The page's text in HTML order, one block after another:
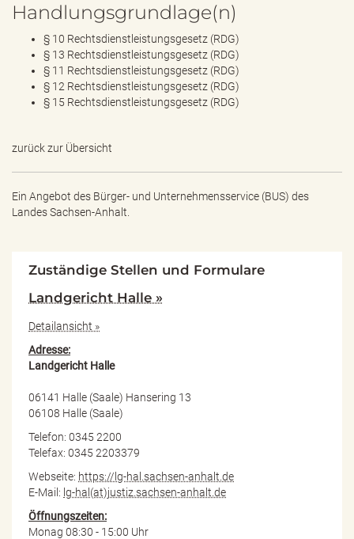
Handlungsgrundlage(n)
§ 10 Rechtsdienstleistungsgesetz (RDG)
§ 13 Rechtsdienstleistungsgesetz (RDG)
§ 11 Rechtsdienstleistungsgesetz (RDG)
§ 12 Rechtsdienstleistungsgesetz (RDG)
§ 15 Rechtsdienstleistungsgesetz (RDG)
zurück zur Übersicht
Ein Angebot des Bürger- und Unternehmensservice (BUS) des
Landes Sachsen-Anhalt.
Zuständige Stellen und Formulare
Landgericht Halle »
Detailansicht »
Adresse:
Landgericht Halle
06141 Halle (Saale) Hansering 13
06108 Halle (Saale)
Telefon: 0345 2200
Telefax: 0345 2203379
Webseite: https://lg-hal.sachsen-anhalt.de
E-Mail: lg-hal(at)justiz.sachsen-anhalt.de
Öffnungszeiten:
Monag 08:30 - 15:00 Uhr